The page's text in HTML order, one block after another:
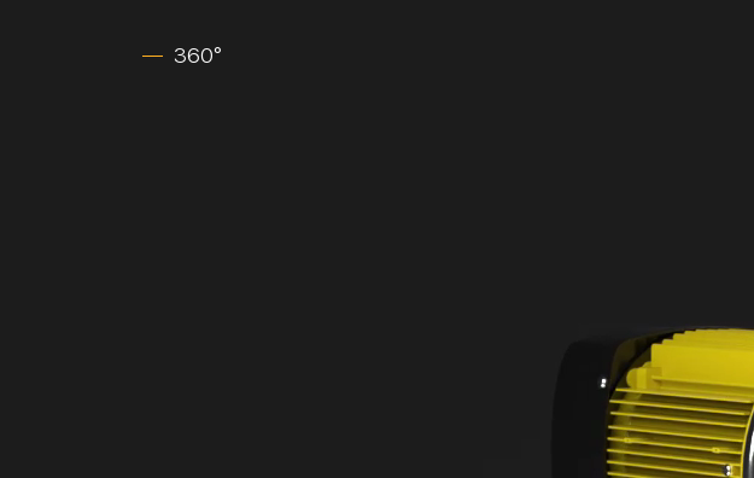
360°